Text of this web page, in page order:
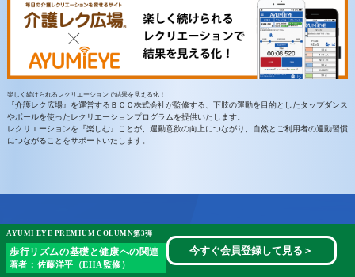
楽しく続けられるレクリエーションで結果を見える化！
『介護レク広場』を運営するＢＣＣ株式会社が監修する、下肢の運動を目的としたタップダンス
やボールを使ったレクリエーションプログラムを提供いたします。
レクリエーションを『楽しむ』ことが、運動意欲の向上につながり、自然とご利用者の運動習慣
につながることをサポートいたします。
業界・業種を問わない圧倒的な導入実績
資料請求・トライアル
AYUMI EYE PREMIUM COLUMN第3弾
歩行リズムの基礎と健康への関連
著者：佐藤洋平（EHA監修）
今すぐ会員登録して見る ＞